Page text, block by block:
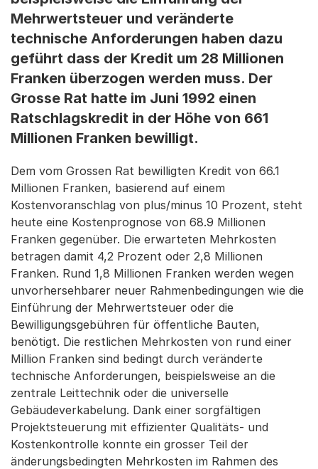
Mehrwertsteuer und veränderte
technische Anforderungen haben dazu
geführt dass der Kredit um 28 Millionen
Franken überzogen werden muss. Der
Grosse Rat hatte im Juni 1992 einen
Ratschlagskredit in der Höhe von 661
Millionen Franken bewilligt.
Dem vom Grossen Rat bewilligten Kredit von 66.1
Millionen Franken, basierend auf einem
Kostenvoranschlag von plus/minus 10 Prozent, steht
heute eine Kostenprognose von 68.9 Millionen
Franken gegenüber. Die erwarteten Mehrkosten
betragen damit 4,2 Prozent oder 2,8 Millionen
Franken. Rund 1,8 Millionen Franken werden wegen
unvorhersehbarer neuer Rahmenbedingungen wie die
Einführung der Mehrwertsteuer oder die
Bewilligungsgebühren für öffentliche Bauten,
benötigt. Die restlichen Mehrkosten von rund einer
Million Franken sind bedingt durch veränderte
technische Anforderungen, beispielsweise an die
zentrale Leittechnik oder die universelle
Gebäudeverkabelung. Dank einer sorgfältigen
Projektsteuerung mit effizienter Qualitäts- und
Kostenkontrolle konnte ein grosser Teil der
änderungsbedingten Mehrkosten im Rahmen des